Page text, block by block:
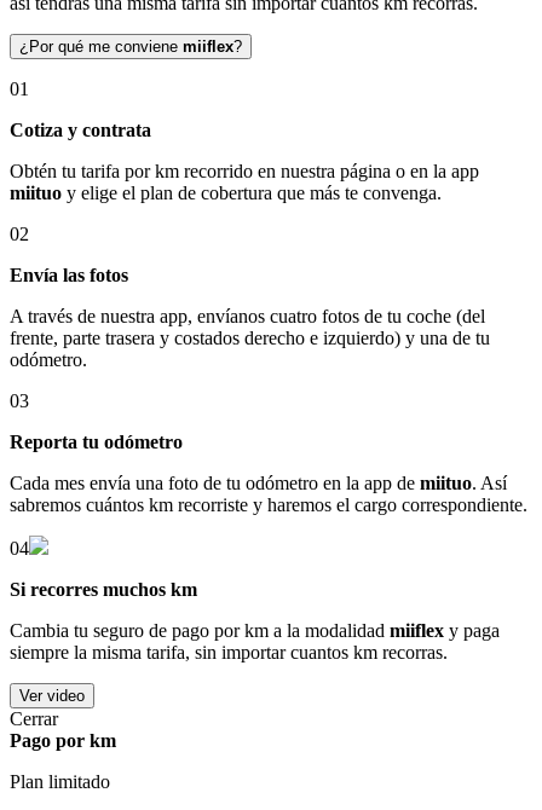
¿Por qué me conviene miiflex?
01
Cotiza y contrata
Obtén tu tarifa por km recorrido en nuestra página o en la app
miituo y elige el plan de cobertura que más te convenga.
02
Envía las fotos
A través de nuestra app, envíanos cuatro fotos de tu coche (del
frente, parte trasera y costados derecho e izquierdo) y una de tu
odómetro.
03
Reporta tu odómetro
Cada mes envía una foto de tu odómetro en la app de miituo. Así
sabremos cuántos km recorriste y haremos el cargo correspondiente.
04
Si recorres muchos km
Cambia tu seguro de pago por km a la modalidad miiflex y paga
siempre la misma tarifa, sin importar cuantos km recorras.
Ver video
Cerrar
Pago por km
Plan limitado